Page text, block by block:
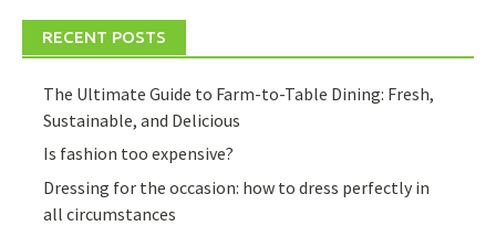
RECENT POSTS
The Ultimate Guide to Farm-to-Table Dining: Fresh,
Sustainable, and Delicious
Is fashion too expensive?
Dressing for the occasion: how to dress perfectly in
all circumstances